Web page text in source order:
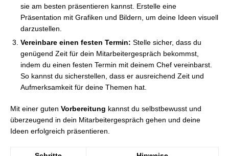
sie am besten präsentieren kannst. Erstelle eine
Präsentation mit Grafiken und Bildern, um deine Ideen visuell
darzustellen.
Vereinbare einen festen Termin: Stelle sicher, dass du
genügend Zeit für dein Mitarbeitergespräch bekommst,
indem du einen festen Termin mit deinem Chef vereinbarst.
So kannst du sicherstellen, dass er ausreichend Zeit und
Aufmerksamkeit für deine Themen hat.
Mit einer guten Vorbereitung kannst du selbstbewusst und
überzeugend in dein Mitarbeitergespräch gehen und deine
Ideen erfolgreich präsentieren.